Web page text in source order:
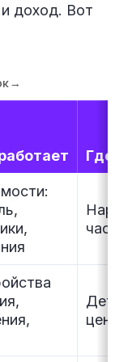
доход. Вот
→
Где